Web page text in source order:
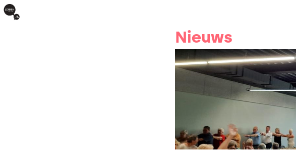
Nieuws